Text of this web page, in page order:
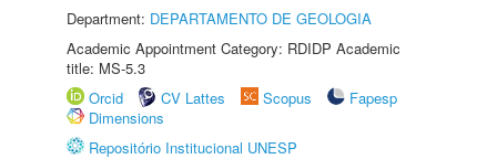
Department: DEPARTAMENTO DE GEOLOGIA
Academic Appointment Category: RDIDP Academic
title: MS-5.3
Orcid
CV Lattes Scopus
Fapesp
Dimensions
Repositório Institucional UNESP